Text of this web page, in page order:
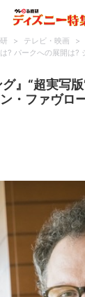
> テレビ・映画 >
? パークへの展開は
グ』“超実写
・ファヴロ